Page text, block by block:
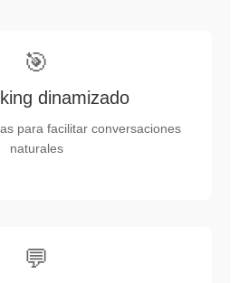
🎯
dinamizado
para facilitar conversaciones
naturales
💬